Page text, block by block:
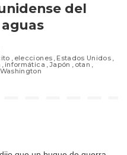
del
elecciones Estados Unidos
informática Japón otan
Washington